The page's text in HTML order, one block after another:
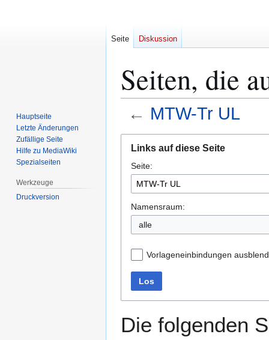
Seiten, die
← MTW-Tr UL
Navigation
springen
Suche
springen
Links auf diese Seite
Seite:
Namensraum:
alle
Vorlageneinbindungen
Los
Die folgenden
Seite Diskussion
Hauptseite
Letzte Änderungen
Zufällige Seite
Hilfe zu MediaWiki
Spezialseiten
Werkzeuge
Druckversion